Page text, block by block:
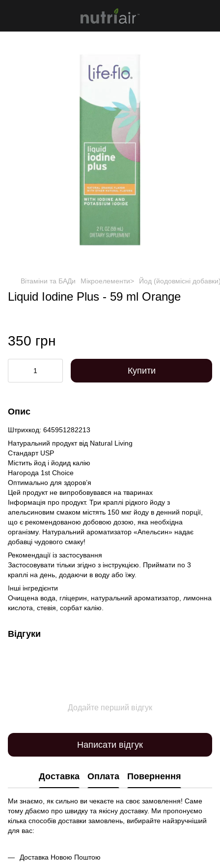
Вітаміни та БАДи Мікроелементи> Йод (йодовмісні
Liquid Iodine Plus - 59 ml Orange
350 грн
Купити
Опис
Штрихкод: 645951282213
Натуральний продукт від Natural Living
Стандарт USP
Містить йод і йодид калію
Нагорода 1st Choice
Оптимально для здоров’я
Цей продукт не випробовувався на тваринах
Інформація про продукт. Три краплі рідкого йоду з
апельсиновим смаком містять 150 мкг йоду в денний порції,
що є рекомендованою добовою дозою, яка необхідна
організму. Натуральний ароматизатор «Апельсин» надає
добавці чудового смаку!
Рекомендації із застосування
Застосовувати тільки згідно з інструкцією. Приймати по 3
краплі на день, додаючи в воду або їжу.
Інші інгредієнти
Очищена вода, гліцерин, натуральний ароматизатор, лимонна
кислота, стевія, сорбат калію.
Відгуки
Додайте перший відгук
Написати відгук
Доставка Оплата Повернення
Ми знаємо, як сильно ви чекаєте на своє замовлення! Саме
тому дбаємо про швидку та якісну доставку. Ми пропонуємо
кілька способів доставки замовлень, вибирайте найзручніший
для вас:
Доставка Новою Поштою